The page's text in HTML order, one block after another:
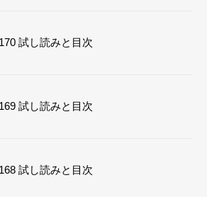
試し読みと目次
試し読みと目次
試し読みと目次